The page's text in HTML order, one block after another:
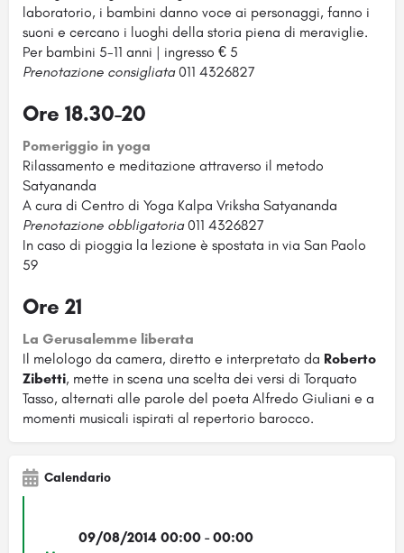
laboratorio, i bambini danno voce ai personaggi, fanno i
suoni e cercano i luoghi della storia piena di meraviglie.
Per bambini 5-11 anni | ingresso € 5
Prenotazione consigliata011 4326827
Ore 18.30-20
Pomeriggio in yoga
Rilassamento e meditazione attraverso il metodo
Satyananda
A cura di Centro di Yoga Kalpa Vriksha Satyananda
Prenotazione obbligatoria011 4326827
In caso di pioggia la lezione è spostata in via San Paolo
59
Ore 21
La Gerusalemme liberata
Il melologo da camera, diretto e interpretato da Roberto
Zibetti, mette in scena una scelta dei versi di Torquato
Tasso, alternati alle parole del poeta Alfredo Giuliani e a
momenti musicali ispirati al repertorio barocco.
Calendario
09/08/2014 00:00 - 00:00